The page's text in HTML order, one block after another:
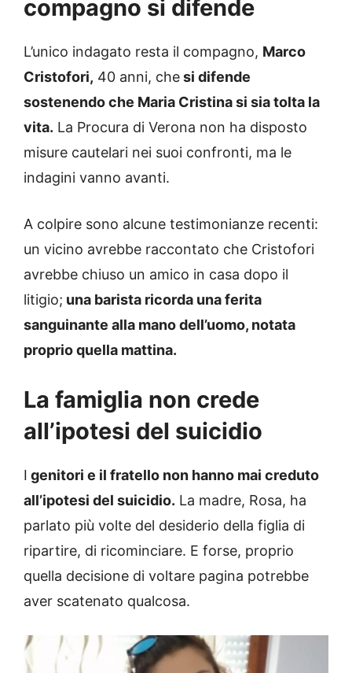
compagno si difende
L’unico indagato resta il compagno, Marco
Cristofori, 40 anni, chesi difende
sostenendo che Maria Cristina si sia tolta la
vita. La Procura di Verona non ha disposto
misure cautelari nei suoi confronti, ma le
indagini vanno avanti.
A colpire sono alcune testimonianze recenti:
un vicino avrebbe raccontato che Cristofori
avrebbe chiuso un amico in casa dopo il
litigio; una barista ricorda una ferita
sanguinante alla mano dell’uomo, notata
proprio quella mattina.
La famiglia non crede
all’ipotesi del suicidio
I genitori e il fratello non hanno mai creduto
all’ipotesi del suicidio. La madre, Rosa, ha
parlato più volte del desiderio della figlia di
ripartire, di ricominciare. E forse, proprio
quella decisione di voltare pagina potrebbe
aver scatenato qualcosa.